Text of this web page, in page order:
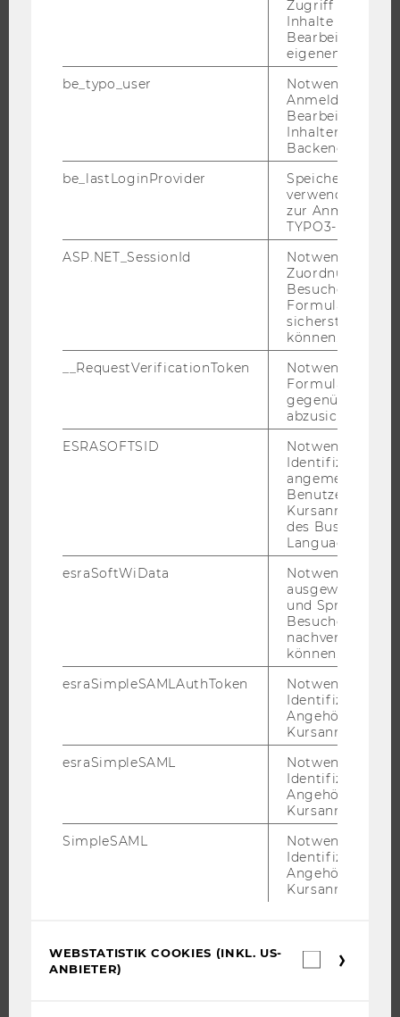
INTERNATIONALE UND INCOMING EXCHANGE STUDIERENDE
FORSCHUNG
FORSCHENDE
IMPACT DER FORSCHUNG
ÜBER DIE WU
EVENTS ARCHIV
WU COMMUNITY
Zugriff auf
Inhalte oder zur
Bearbeitung des
eigenen Profils.
be_typo_user
Notwendig für
Anmeldung und
Bearbeitung von
Inhalten im
Backend.
be_lastLoginProvider
Speichert die
verwendete
zur Anmeldung
TYPO3-Backend.
ASP.NET_SessionId
Notwendig, um
Zuordnung von
Besucher zu
sicherstellen zu
können.
__RequestVerificationToken
Notwendig, um
gegenüber
abzusichern.
ESRASOFTSID
Notwendig zur
Identifizierung
angemeldeten
Benutzers im
des Business
Language
esraSoftWiData
Notwendig um
ausgewählte
und
Besuchers
nachverfolgen
können.
esraSimpleSAMLAuthToken
Notwendig zur
Identifizierung
Angehörige/r für
Kursanmeldung.
esraSimpleSAML
Notwendig zur
Identifizierung
Angehörige/r für
Kursanmeldung.
SimpleSAML
Notwendig zur
Identifizierung
Angehörige/r für
Kursanmeldung.
WEBSTATISTIK COOKIES (INKL. US-
ANBIETER)